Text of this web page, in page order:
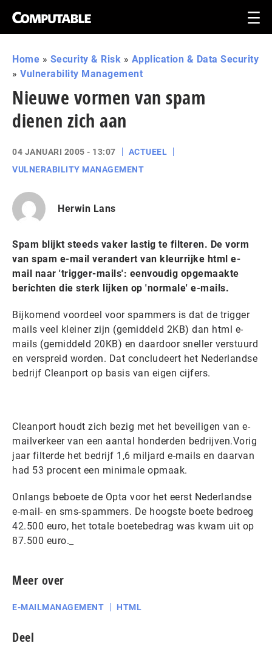
Home » Security & Risk » Application & Data Security
» Vulnerability Management
Nieuwe vormen van spam
dienen zich aan
04 JANUARI 2005 - 13:07
ACTUEEL
VULNERABILITY MANAGEMENT
Herwin Lans
Spam blijkt steeds vaker lastig te filteren. De vorm
van spam e-mail verandert van kleurrijke html e-
mail naar 'trigger-mails': eenvoudig opgemaakte
berichten die sterk lijken op 'normale' e-mails.
Bijkomend voordeel voor spammers is dat de trigger
mails veel kleiner zijn (gemiddeld 2KB) dan html e-
mails (gemiddeld 20KB) en daardoor sneller verstuurd
en verspreid worden. Dat concludeert het Nederlandse
bedrijf Cleanport op basis van eigen cijfers.
Cleanport houdt zich bezig met het beveiligen van e-
mailverkeer van een aantal honderden bedrijven.Vorig
jaar filterde het bedrijf 1,6 miljard e-mails en daarvan
had 53 procent een minimale opmaak.
Onlangs beboete de Opta voor het eerst Nederlandse
e-mail- en sms-spammers. De hoogste boete bedroeg
42.500 euro, het totale boetebedrag was kwam uit op
87.500 euro._
Meer over
E-MAILMANAGEMENT HTML
Deel